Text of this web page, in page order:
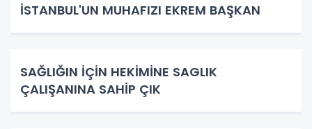
İSTANBUL'UN MUHAFIZI EKREM BAŞKAN
SAĞLIĞIN İÇİN HEKİMİNE SAGLIK
ÇALIŞANINA SAHİP ÇIK